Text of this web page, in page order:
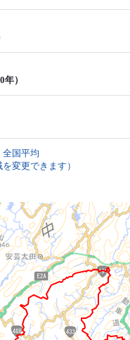
年）
全国平均
変更できます）